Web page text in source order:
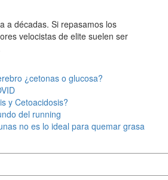
a décadas. Si repasamos los
velocistas de elite suelen ser
¿cetonas o glucosa?
y Cetoacidosis?
del running
no es lo ideal para quemar grasa